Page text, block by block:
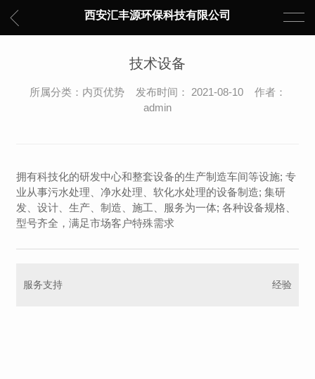
西安汇丰源环保科技有限公司
技术设备
所属分类：内页优势 发布时间： 2021-08-10 作者：
admin
拥有科技化的研发中心和整套设备的生产制造车间等设施; 专
业从事污水处理、净水处理、软化水处理的设备制造; 集研
发、设计、生产、制造、施工、服务为一体; 各种设备规格、
型号齐全，满足市场客户特殊需求
服务支持 经验